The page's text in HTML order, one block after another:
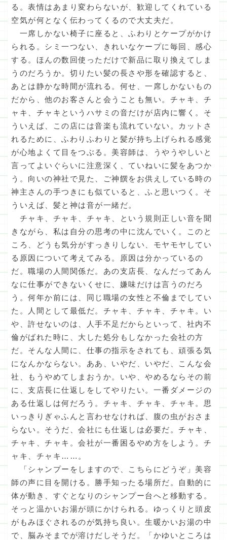
る。表情はあまり変わらないが、歓迎してくれている
空気が何となく伝わってくるので大丈夫だ。
一席しかない椅子に座ると、ふわりとケープがかけ
られる。シミ一つない、きれいなケープに毎回、感心
する。ほんの数回使っただけで新品に取り換えてしま
うのだろうか。切りたい髪の長さや形を確認すると、
あとは静かな時間が流れる。何せ、一席しかないもの
だから、他のお客さんと会うことも無い。チャキ、チ
ャキ、チャキというハサミの音だけが店内に響く。そ
ういえば、この店には音楽も流れていない。カットさ
れるために、ふわりふわりと髪が持ち上げられる感覚
が心地よくて目をつぶる。美容師は、うやうやしいと
言ってよいぐらいに注意深く、ていねいに髪をあつか
う。向いの神社で見た、ご神饌をお供えしている時の
神主さんの手つきにも似ていると、ふと思いつく。そ
ういえば、髪と神は音が一緒だ。
チャキ、チャキ、チャキ、という規則正しい音を聞
きながら、私は自分の思考の中に沈んでいく。このと
ころ、どうも気分がすっきりしない、モヤモヤしてい
る原因について考えてみる。原因は分かっているの
だ。職場の人間関係だ。あの支店長、なんだってあん
なに仕事ができないくせに、嫌味だけは言うのだろ
う。何年か前には、同じ職場の女性と不倫までしてい
た。人間として最低だ。チャキ、チャキ、チャキ。い
や、許せないのは、人手不足だからといって、社内不
倫がばれた時に、大した処分もしなかった会社の方
だ。そんな人間に、仕事の指示をされても、頑張る気
になんかならない。ああ、いやだ、いやだ、こんな会
社、もうやめてしまおうか。いや、やめるならその前
に、支店長に仕返しをしてやりたい。一番ダメージの
ある仕返しは何だろう。チャキ、チャキ、チャキ。思
いっきりぎゃふんと言わせなければ、腹の虫がおさま
らない。そうだ、会社にも仕返しは必要だ。チャキ、
チャキ、チャキ。会社が一番困るやめ方をしよう。チ
ャキ、チャキ……。
「シャンプーをしますので、こちらにどうぞ」美容
師の声に目を開ける。勝手知ったる場所だ。自動的に
体が動き、すぐとなりのシャンプー台へと移動する。
そっと温かいお湯が頭にかけられる。ゆっくりと頭皮
がもみほぐされるのが気持ち良い。生暖かいお湯の中
で、脳みそまでが溶けだしそうだ。「かゆいところは